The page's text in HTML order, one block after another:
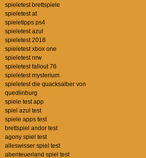
spieletest brettspiele
spieletest at
spieletipps ps4
spieletest azul
spieletest 2018
spieletest xbox one
spieletest nrw
spieletest fallout 76
spieletest mysterium
spieletest die quacksalber von
quedlinburg
spiele test app
spiel azul test
spiele apps test
brettspiel andor test
agony spiel test
alleswisser spiel test
abenteuerland spiel test